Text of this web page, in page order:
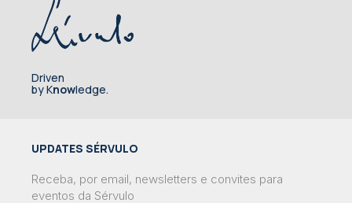
Driven
by Knowledge.
UPDATES SÉRVULO
Receba, por email, newsletters e convites para
eventos da Sérvulo